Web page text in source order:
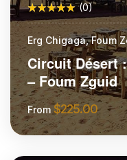
(0)
Erg Chigaga, Foum
Circuit Désert
– Foum Zguid
From $225.00